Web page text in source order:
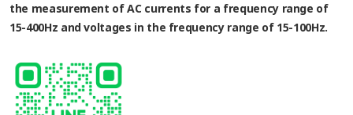
the measurement of AC currents for a frequency range of
15-400Hz and voltages in the frequency range of 15-100Hz.